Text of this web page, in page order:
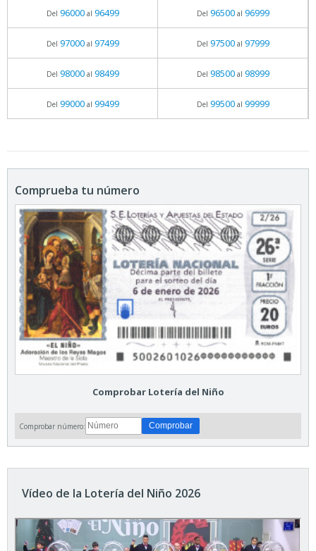
Del 96000al 96499 Del 96500al 96999
Del 97000al 97499 Del 97500al 97999
Del 98000al 98499 Del 98500al 98999
Del 99000al 99499 Del 99500al 99999
Comprueba tu número
Comprobar Lotería del Niño
Comprobar número:
Vídeo de la Lotería del Niño 2026